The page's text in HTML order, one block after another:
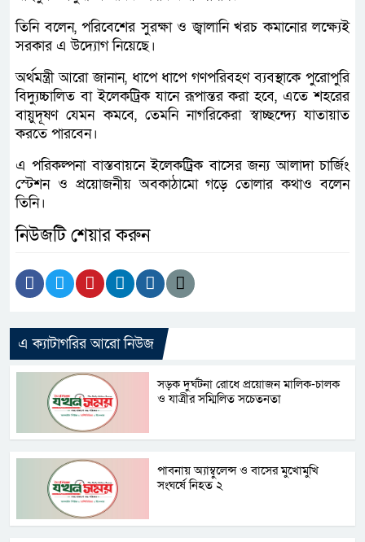
তিনি বলেন, পরিবেশের সুরক্ষা ও জ্বালানি খরচ কমানোর লক্ষ্যেই
সরকার এ উদ্যোগ নিয়েছে।
অর্থমন্ত্রী আরো জানান, ধাপে ধাপে গণপরিবহণ ব্যবস্থাকে পুরোপুরি
বিদ্যুচ্চালিত বা ইলেকট্রিক যানে রূপান্তর করা হবে, এতে শহরের
বায়ুদূষণ যেমন কমবে, তেমনি নাগরিকেরা স্বাচ্ছন্দ্যে যাতায়াত
করতে পারবেন।
এ পরিকল্পনা বাস্তবায়নে ইলেকট্রিক বাসের জন্য আলাদা চার্জিং
স্টেশন ও প্রয়োজনীয় অবকাঠামো গড়ে তোলার কথাও বলেন
তিনি।
নিউজটি শেয়ার করুন
এ ক্যাটাগরির আরো নিউজ
সড়ক দুর্ঘটনা রোধে প্রয়োজন মালিক-চালক
ও যাত্রীর সম্মিলিত সচেতনতা
পাবনায় অ্যাম্বুলেন্স ও বাসের মুখোমুখি
সংঘর্ষে নিহত ২